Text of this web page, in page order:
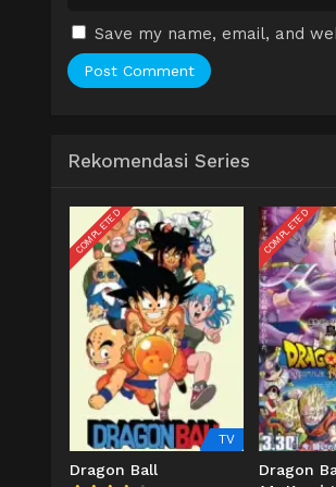
Save my name, email, and
Rekomendasi Series
COMPLETED
TV
Dragon Ball
COMPLETED
Dragon